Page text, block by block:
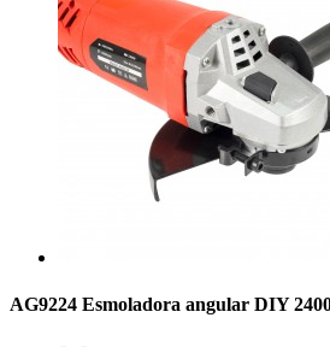
AG9224 Esmoladora angular DIY